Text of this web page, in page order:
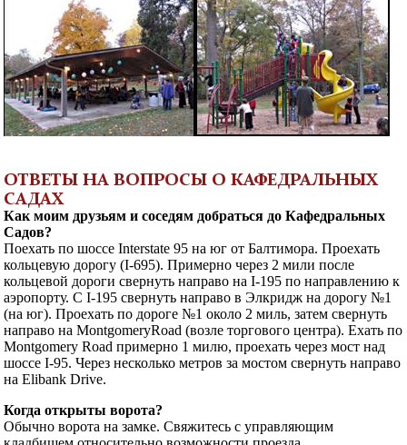
ОТВЕТЫ НА ВОПРОСЫ О КАФЕДРАЛЬНЫХ
САДАХ
Как моим друзьям и соседям добраться до Кафедральных
Садов?
Поехать по шоссе Interstate 95 на юг от Балтимора. Проехать
кольцевую дорогу (I-695). Примерно через 2 мили после
кольцевой дороги свернуть направо на I-195 по направлению к
аэропорту. С I-195 свернуть направо в Элкридж на дорогу №1
(на юг). Проехать по дороге №1 около 2 миль, затем свернуть
направо на MontgomeryRoad (возле торгового центра). Ехать по
Montgomery Road примерно 1 милю, проехать через мост над
шоссе I-95. Через несколько метров за мостом свернуть направо
на Elibank Drive.
Когда открыты ворота?
Обычно ворота на замке. Свяжитесь с управляющим